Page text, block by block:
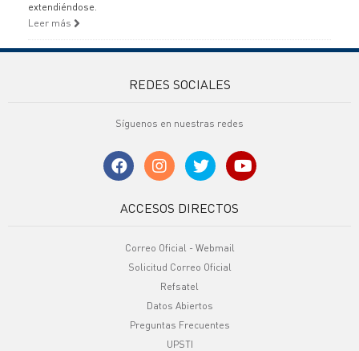
extendiéndose.
Leer más
REDES SOCIALES
Síguenos en nuestras redes
ACCESOS DIRECTOS
Correo Oficial - Webmail
Solicitud Correo Oficial
Refsatel
Datos Abiertos
Preguntas Frecuentes
UPSTI